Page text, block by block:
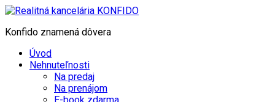
Konfido znamená dôvera
Úvod
Nehnuteľnosti
Na predaj
Na prenájom